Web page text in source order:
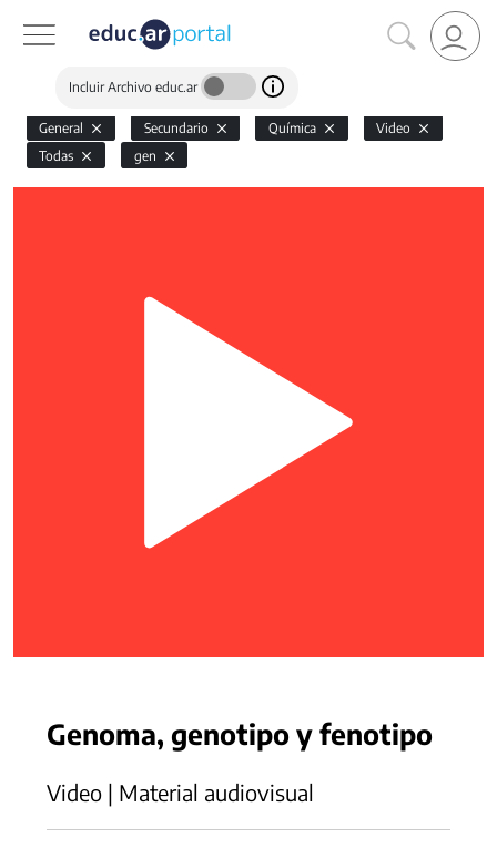
Incluir Archivo educ.ar
General Secundario Química
Video
Todas
gen
Genoma, genotipo y fenotipo
Video | Material audiovisual